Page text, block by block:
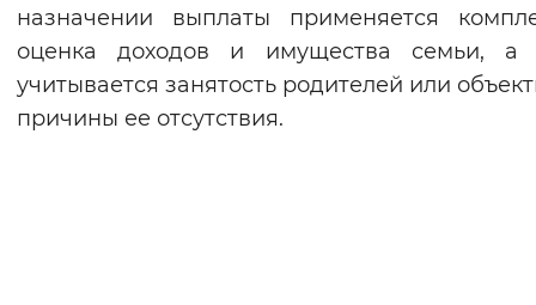
назначении выплаты применяется
оценка доходов и имущества семьи, а
учитывается занятость родителей или
причины ее отсутствия.